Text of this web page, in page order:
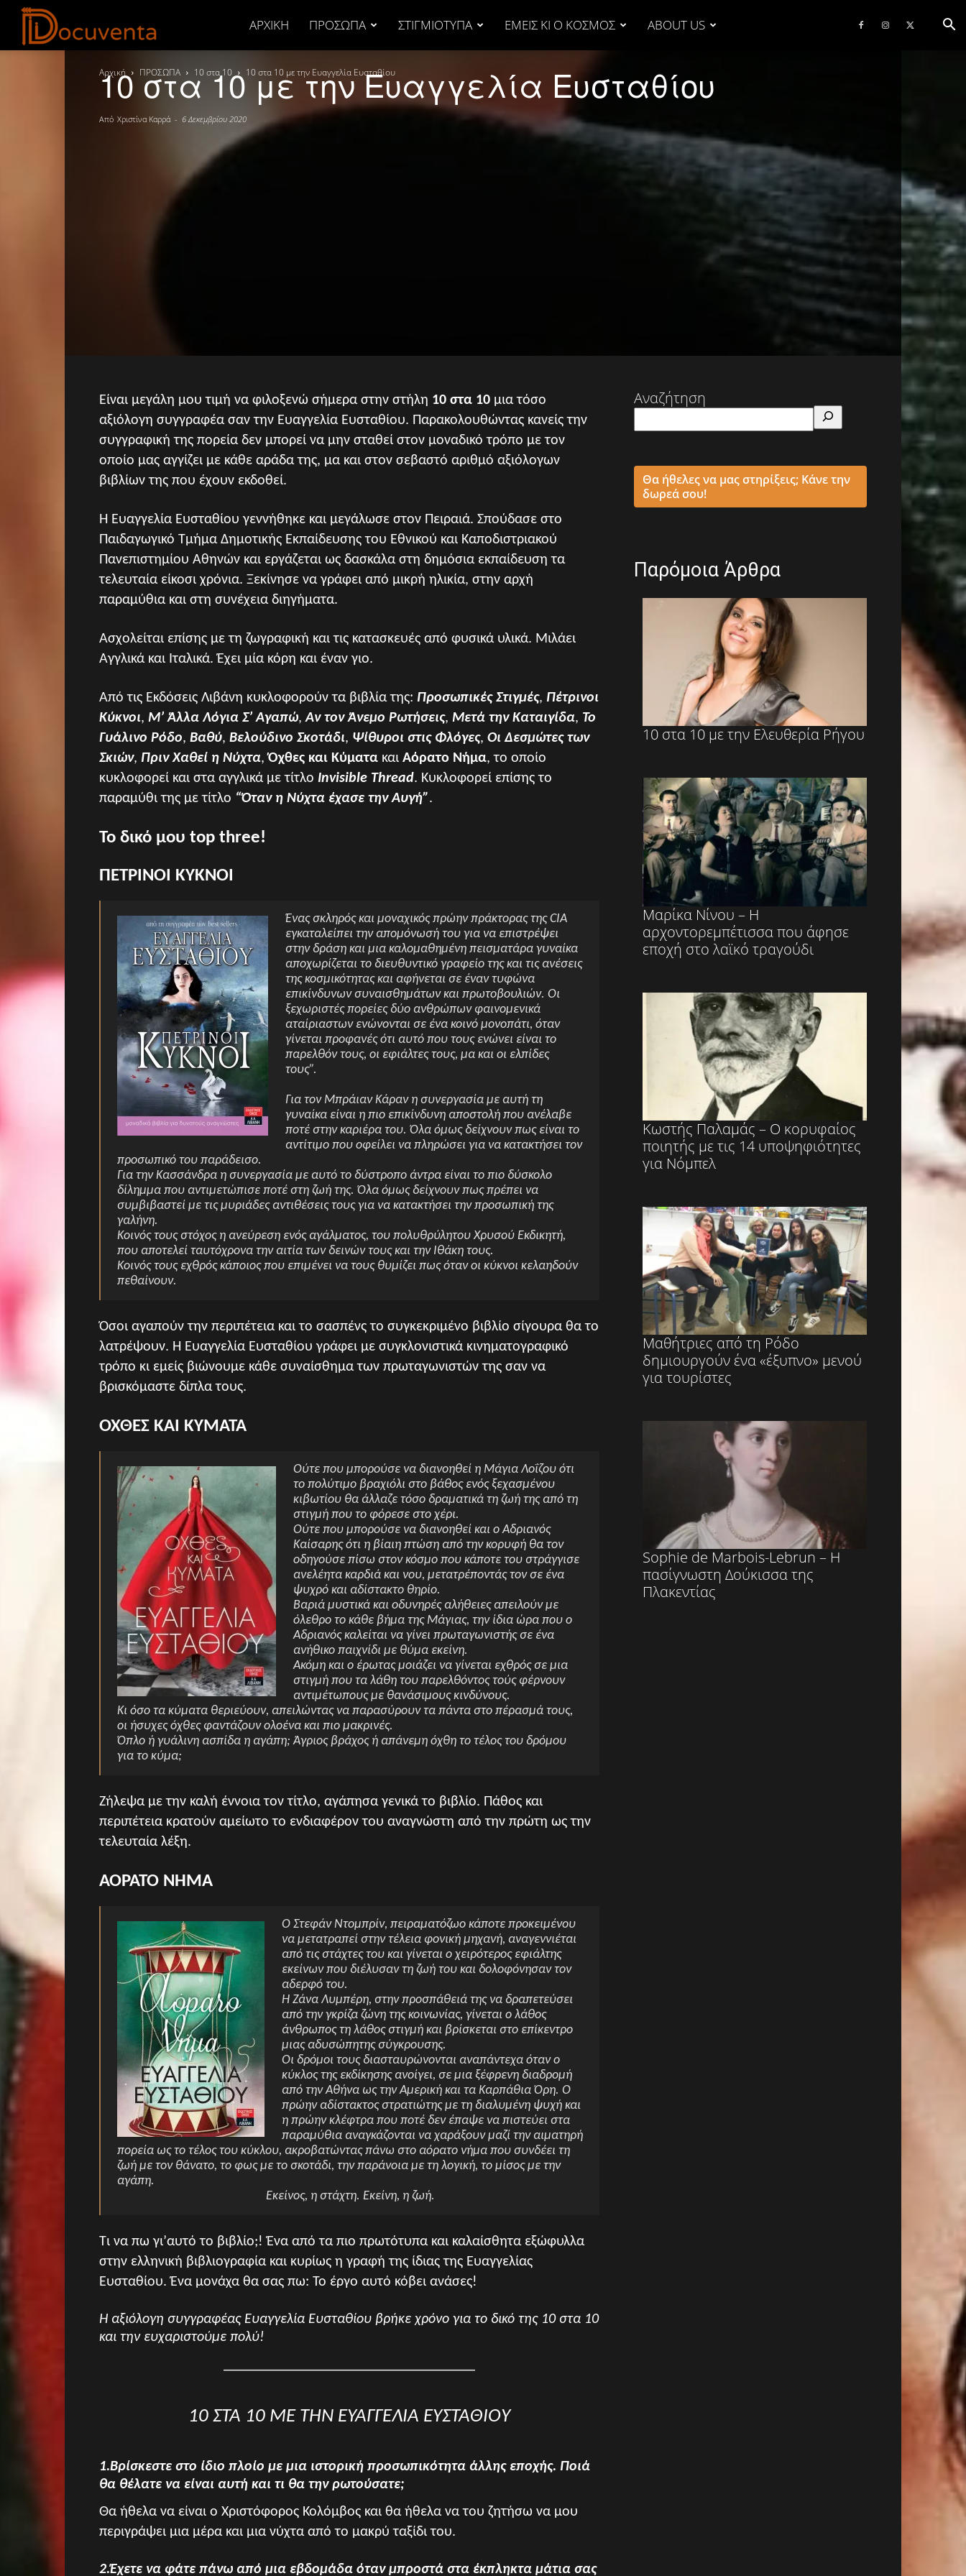
ΑΡΧΙΚΉ ΠΡΟΣΩΠΑ ΣΤΙΓΜΙΟΤΥΠΑ ΕΜΕΙΣ ΚΙ Ο ΚΟΣΜΟΣ ABOUT US
Αρχική ΠΡΟΣΩΠΑ 10 στα 10 10 στα 10 με την Ευαγγελία Ευσταθίου
10 στα 10 με την Ευαγγελία Ευσταθίου
Από Χριστίνα Καρρά - 6 Δεκεμβρίου 2020
Είναι μεγάλη μου τιμή να φιλοξενώ σήμερα στην στήλη 10 στα 10 μια τόσο
αξιόλογη συγγραφέα σαν την Ευαγγελία Ευσταθίου. Παρακολουθώντας κανείς την
συγγραφική της πορεία δεν μπορεί να μην σταθεί στον μοναδικό τρόπο με τον
οποίο μας αγγίζει με κάθε αράδα της, μα και στον σεβαστό αριθμό αξιόλογων
βιβλίων της που έχουν εκδοθεί.
Η Ευαγγελία Ευσταθίου γεννήθηκε και µεγάλωσε στον Πειραιά. Σπούδασε στο
Παιδαγωγικό Τµήµα Δηµοτικής Εκπαίδευσης του Εθνικού και Καποδιστριακού
Πανεπιστηµίου Αθηνών και εργάζεται ως δασκάλα στη δηµόσια εκπαίδευση τα
τελευταία είκοσι χρόνια. Ξεκίνησε να γράφει από µικρή ηλικία, στην αρχή
παραµύθια και στη συνέχεια διηγήµατα.
Ασχολείται επίσης µε τη ζωγραφική και τις κατασκευές από φυσικά υλικά. Μιλάει
Αγγλικά και Ιταλικά. Έχει µία κόρη και έναν γιο.
Από τις Εκδόσεις Λιβάνη κυκλοφορούν τα βιβλία της: Προσωπικές Στιγµές, Πέτρινοι
Κύκνοι, Μ’ Άλλα Λόγια Σ’ Αγαπώ,Αν τον Άνεµο Ρωτήσεις, Μετά την Καταιγίδα, Το
Γυάλινο Ρόδο, Βαθύ, Βελούδινο Σκοτάδι, Ψίθυροι στις Φλόγες, Οι Δεσµώτες των
Σκιών, Πριν Χαθεί η Νύχτα,Όχθες και Κύµατα και Αόρατο Νήµα, το οποίο
κυκλοφορεί και στα αγγλικά µε τίτλο Invisible Thread. Κυκλοφορεί επίσης το
παραμύθι της με τίτλο “Όταν η Νύχτα έχασε την Αυγή”.
To δικό μου top three!
ΠΕΤΡΙΝΟΙ ΚΥΚΝΟΙ
Ένας σκληρός και μοναχικός πρώην πράκτορας της CIA
εγκαταλείπει την απομόνωσή του για να επιστρέψει
στην δράση και μια καλομαθημένη πεισματάρα γυναίκα
αποχωρίζεται το διευθυντικό γραφείο της και τις ανέσεις
της κοσμικότητας και αφήνεται σε έναν τυφώνα
επικίνδυνων συναισθημάτων και πρωτοβουλιών. Οι
ξεχωριστές πορείες δύο ανθρώπων φαινομενικά
αταίριαστων ενώνονται σε ένα κοινό μονοπάτι, όταν
γίνεται προφανές ότι αυτό που τους ενώνει είναι το
παρελθόν τους, οι εφιάλτες τους, μα και οι ελπίδες
τους”.
Για τον Μπράιαν Κάραν η συνεργασία με αυτή τη
γυναίκα είναι η πιο επικίνδυνη αποστολή που ανέλαβε
ποτέ στην καριέρα του. Όλα όμως δείχνουν πως είναι το
αντίτιμο που οφείλει να πληρώσει για να κατακτήσει τον
προσωπικό του παράδεισο.
Για την Κασσάνδρα η συνεργασία με αυτό το δύστροπο άντρα είναι το πιο δύσκολο
δίλημμα που αντιμετώπισε ποτέ στη ζωή της. Όλα όμως δείχνουν πως πρέπει να
συμβιβαστεί με τις μυριάδες αντιθέσεις τους για να κατακτήσει την προσωπική της
γαλήνη.
Κοινός τους στόχος η ανεύρεση ενός αγάλματος, του πολυθρύλητου Χρυσού Εκδικητή,
που αποτελεί ταυτόχρονα την αιτία των δεινών τους και την Ιθάκη τους.
Κοινός τους εχθρός κάποιος που επιμένει να τους θυμίζει πως όταν οι κύκνοι κελαηδούν
πεθαίνουν.
Όσοι αγαπούν την περιπέτεια και το σασπένς το συγκεκριμένο βιβλίο σίγουρα θα το
λατρέψουν. Η Ευαγγελία Ευσταθίου γράφει με συγκλονιστικά κινηματογραφικό
τρόπο κι εμείς βιώνουμε κάθε συναίσθημα των πρωταγωνιστών της σαν να
βρισκόμαστε δίπλα τους.
ΟΧΘΕΣ ΚΑΙ ΚΥΜΑΤΑ
Ούτε που μπορούσε να διανοηθεί η Μάγια Λοΐζου ότι
το πολύτιμο βραχιόλι στο βάθος ενός ξεχασμένου
κιβωτίου θα άλλαζε τόσο δραματικά τη ζωή της από τη
στιγμή που το φόρεσε στο χέρι.
Ούτε που μπορούσε να διανοηθεί και ο Αδριανός
Καίσαρης ότι η βίαιη πτώση από την κορυφή θα τον
οδηγούσε πίσω στον κόσμο που κάποτε του στράγγισε
ανελέητα καρδιά και νου, μετατρέποντάς τον σε ένα
ψυχρό και αδίστακτο θηρίο.
Βαριά μυστικά και οδυνηρές αλήθειες απειλούν με
όλεθρο το κάθε βήμα της Μάγιας, την ίδια ώρα που ο
Αδριανός καλείται να γίνει πρωταγωνιστής σε ένα
ανήθικο παιχνίδι με θύμα εκείνη.
Ακόμη και ο έρωτας μοιάζει να γίνεται εχθρός σε μια
στιγμή που τα λάθη του παρελθόντος τούς φέρνουν
αντιμέτωπους με θανάσιμους κινδύνους.
Κι όσο τα κύματα θεριεύουν, απειλώντας να παρασύρουν τα πάντα στο πέρασμά τους,
οι ήσυχες όχθες φαντάζουν ολοένα και πιο μακρινές.
Όπλο ή γυάλινη ασπίδα η αγάπη; Άγριος βράχος ή απάνεμη όχθη το τέλος του δρόμου
για το κύμα;
Ζήλεψα με την καλή έννοια τον τίτλο, αγάπησα γενικά το βιβλίο. Πάθος και
περιπέτεια κρατούν αμείωτο το ενδιαφέρον του αναγνώστη από την πρώτη ως την
τελευταία λέξη.
ΑΟΡΑΤΟ ΝΗΜΑ
Ο Στεφάν Ντομπρίν, πειραματόζωο κάποτε προκειμένου
να μετατραπεί στην τέλεια φονική μηχανή, αναγεννιέται
από τις στάχτες του και γίνεται ο χειρότερος εφιάλτης
εκείνων που διέλυσαν τη ζωή του και δολοφόνησαν τον
αδερφό του.
Η Ζάνα Λυμπέρη, στην προσπάθειά της να δραπετεύσει
από την γκρίζα ζώνη της κοινωνίας, γίνεται ο λάθος
άνθρωπος τη λάθος στιγμή και βρίσκεται στο επίκεντρο
μιας αδυσώπητης σύγκρουσης.
Οι δρόμοι τους διασταυρώνονται αναπάντεχα όταν ο
κύκλος της εκδίκησης ανοίγει, σε μια ξέφρενη διαδρομή
από την Αθήνα ως την Αμερική και τα Καρπάθια Όρη. Ο
πρώην αδίστακτος στρατιώτης με τη διαλυμένη ψυχή και
η πρώην κλέφτρα που ποτέ δεν έπαψε να πιστεύει στα
παραμύθια αναγκάζονται να χαράξουν μαζί την αιματηρή
πορεία ως το τέλος του κύκλου, ακροβατώντας πάνω στο αόρατο νήμα που συνδέει τη
ζωή με τον θάνατο, το φως με το σκοτάδι, την παράνοια με τη λογική, το μίσος με την
αγάπη.
Εκείνος, η στάχτη. Εκείνη, η ζωή.
Τι να πω γι’αυτό το βιβλίο;! Ένα από τα πιο πρωτότυπα και καλαίσθητα εξώφυλλα
στην ελληνική βιβλιογραφία και κυρίως η γραφή της ίδιας της Ευαγγελίας
Ευσταθίου. Ένα μονάχα θα σας πω: Το έργο αυτό κόβει ανάσες!
Η αξιόλογη συγγραφέας Ευαγγελία Ευσταθίου βρήκε χρόνο για το δικό της 10 στα 10
και την ευχαριστούμε πολύ!
10 ΣΤΑ 10 ΜΕ ΤΗΝ ΕΥΑΓΓΕΛΙΑ ΕΥΣΤΑΘΙΟΥ
1.Βρίσκεστε στο ίδιο πλοίο με μια ιστορική προσωπικότητα άλλης εποχής. Ποιά
θα θέλατε να είναι αυτή και τι θα την ρωτούσατε;
Θα ήθελα να είναι ο Χριστόφορος Κολόμβος και θα ήθελα να του ζητήσω να μου
περιγράψει μια μέρα και μια νύχτα από το μακρύ ταξίδι του.
2.Έχετε να φάτε πάνω από μια εβδομάδα όταν μπροστά στα έκπληκτα μάτια σας
Αναζήτηση
Θα ήθελες να μας στηρίξεις; Κάνε την
δωρεά σου!
Παρόμοια Άρθρα
10 στα 10 με την Ελευθερία Ρήγου
Μαρίκα Νίνου – Η
αρχοντορεμπέτισσα που άφησε
εποχή στο λαϊκό τραγούδι
Κωστής Παλαμάς – Ο κορυφαίος
ποιητής με τις 14 υποψηφιότητες
για Νόμπελ
Μαθήτριες από τη Ρόδο
δημιουργούν ένα «έξυπνο» μενού
για τουρίστες
Sophie de Marbois-Lebrun – Η
πασίγνωστη Δούκισσα της
Πλακεντίας